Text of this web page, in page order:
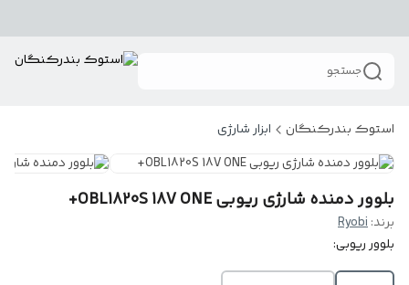
جستجو
استوک بندرکنگان ابزار شارژی
بلوور دمنده شارژی ریوبی OBL1820S 18V ONE+
برند:Ryobi
بلوور ریوبی: